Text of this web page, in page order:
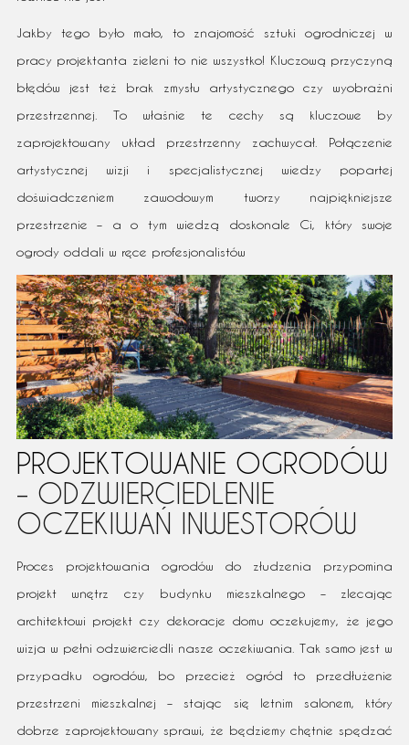
Jakby tego było mało, to znajomość sztuki ogrodniczej w
pracy projektanta zieleni to nie wszystko! Kluczową przyczyną
błędów jest też brak zmysłu artystycznego czy wyobraźni
przestrzennej. To właśnie te cechy są kluczowe by
zaprojektowany układ przestrzenny zachwycał. Połączenie
artystycznej wizji i specjalistycznej wiedzy popartej
doświadczeniem zawodowym tworzy najpiękniejsze
przestrzenie – a o tym wiedzą doskonale Ci, który swoje
ogrody oddali w ręce profesjonalistów
PROJEKTOWANIE OGRODÓW
– ODZWIERCIEDLENIE
OCZEKIWAŃ INWESTORÓW
Proces projektowania ogrodów do złudzenia przypomina
projekt wnętrz czy budynku mieszkalnego – zlecając
architektowi projekt czy dekoracje domu oczekujemy, że jego
wizja w pełni odzwierciedli nasze oczekiwania. Tak samo jest w
przypadku ogrodów, bo przecież ogród to przedłużenie
przestrzeni mieszkalnej – stając się letnim salonem, który
dobrze zaprojektowany sprawi, że będziemy chętnie spędzać